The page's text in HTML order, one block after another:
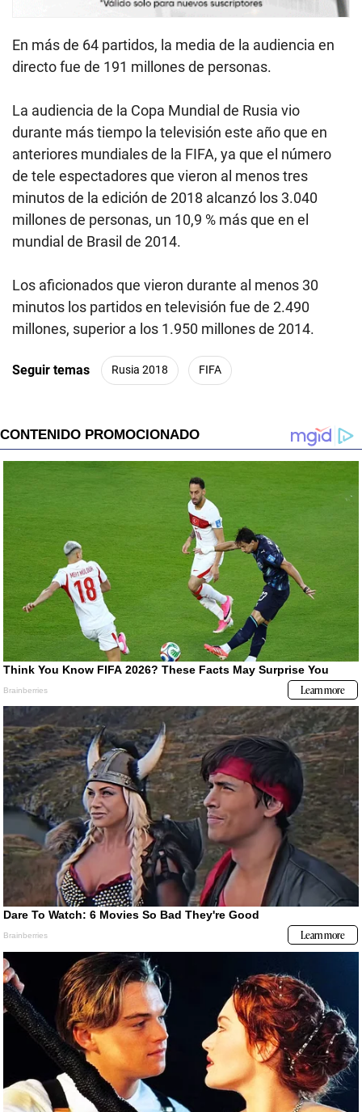
En más de 64 partidos, la media de la audiencia en
directo fue de 191 millones de personas.
La audiencia de la Copa Mundial de Rusia vio
durante más tiempo la televisión este año que en
anteriores mundiales de la FIFA, ya que el número
de tele espectadores que vieron al menos tres
minutos de la edición de 2018 alcanzó los 3.040
millones de personas, un 10,9 % más que en el
mundial de Brasil de 2014.
Los aficionados que vieron durante al menos 30
minutos los partidos en televisión fue de 2.490
millones, superior a los 1.950 millones de 2014.
Seguir temas Rusia 2018 FIFA